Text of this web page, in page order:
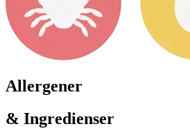
Allergener
& Ingredienser